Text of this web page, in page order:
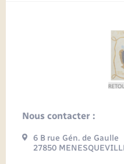
Nous contacter :
6 B rue Gén. de Gaulle
27850